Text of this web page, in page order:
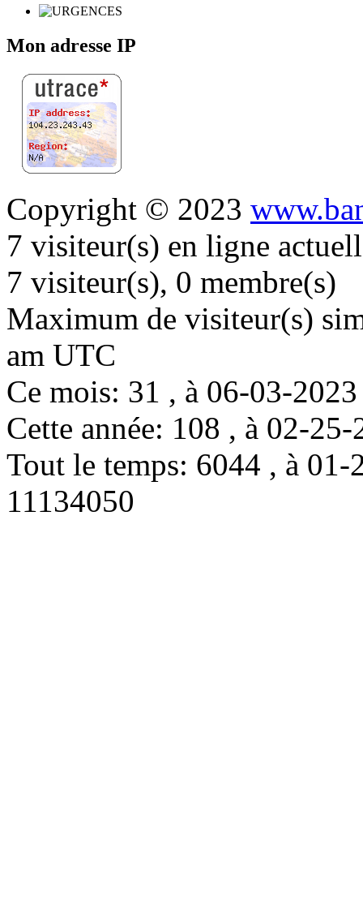
Mon adresse IP
Copyright © 2023
7 visiteur(s) en ligne
7 visiteur(s), 0 membre(s)
Maximum de visiteur(s)
am UTC
Ce mois: 31 , à 06-03-
Cette année: 108 , à 02-
Tout le temps: 6044 , à
11134050